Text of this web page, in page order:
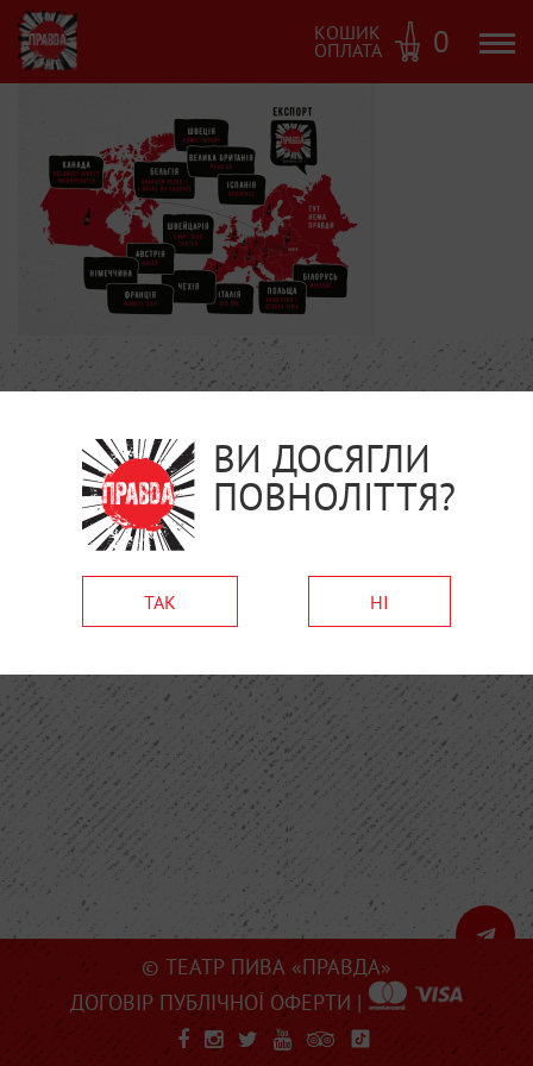
КОШИК
ОПЛАТА 0
© ТЕАТР ПИВА «ПРАВДА»
ДОГОВІР ПУБЛІЧНОЇ ОФЕРТИ |
ВИ ДОСЯГЛИ
ПОВНОЛІТТЯ?
ТАК НІ